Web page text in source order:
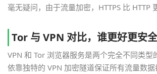
毫无疑问，由于流量加密，HTTPS 比 HTTP
Tor 与 VPN 对比，谁更好更安全
VPN 和 Tor 浏览器服务是两个完全不同类型
依靠独特的 VPN 加密隧道保证所有流量数